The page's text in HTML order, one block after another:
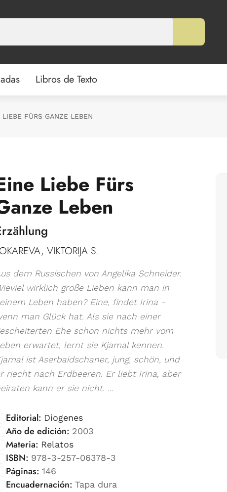
Libros de Texto
LIEBE FÜRS GANZE LEBEN
Liebe Fürs
Leben
VIKTORIJA S.
dem Russischen von Angelika Schneider.
wirklich große Lieben kann man in
Leben haben? Eine, findet Irina -
man Glück hat. Als sie nach einer
Ehe schon nichts mehr vom
erwartet, lernt sie Kjamal kennen.
ist Aserbaidschaner, jung, schön, und
riecht nach Erdbeeren. Er liebt Irina, aber
kann er sie nicht. ...
Editorial: Diogenes
Año de edición: 2003
Materia: Relatos
ISBN: 978-3-257-06378-3
Páginas: 146
Encuadernación: Tapa dura